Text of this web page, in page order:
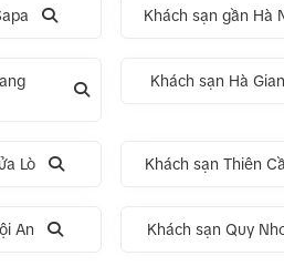
Khách sạn gần Hà
Khách sạn Hà
Lò Khách sạn Thiên
An Khách sạn Quy